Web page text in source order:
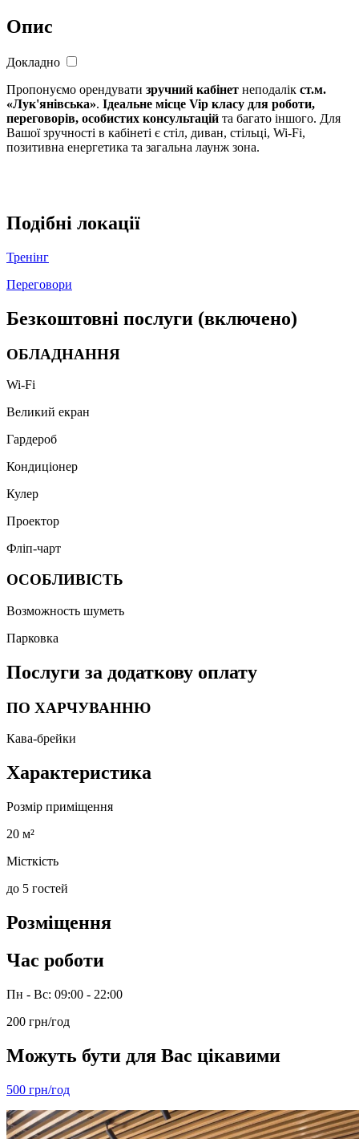
Опис
Докладно
Пропонуємо орендувати зручний кабінет неподалік ст.м.
«Лук'янівська». Ідеальне місце Vip класу для роботи,
переговорів, особистих консультацій та багато іншого. Для
Вашої зручності в кабінеті є стіл, диван, стільці, Wi-Fi,
позитивна енергетика та загальна лаунж зона.
Подібні локації
Тренінг
Переговори
Безкоштовні послуги (включено)
ОБЛАДНАННЯ
Wi-Fi
Великий екран
Гардероб
Кондиціонер
Кулер
Проектор
Фліп-чарт
ОСОБЛИВІСТЬ
Возможность шуметь
Парковка
Послуги за додаткову оплату
ПО ХАРЧУВАННЮ
Кава-брейки
Характеристика
Розмір приміщення
20 м²
Місткість
до 5 гостей
Розміщення
Час роботи
Пн - Вс: 09:00 - 22:00
200 грн/год
Можуть бути для Вас цікавими
500 грн/год